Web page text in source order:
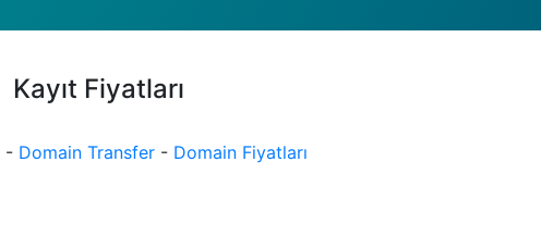
Kayıt Fiyatları
- Domain Transfer- Domain Fiyatları